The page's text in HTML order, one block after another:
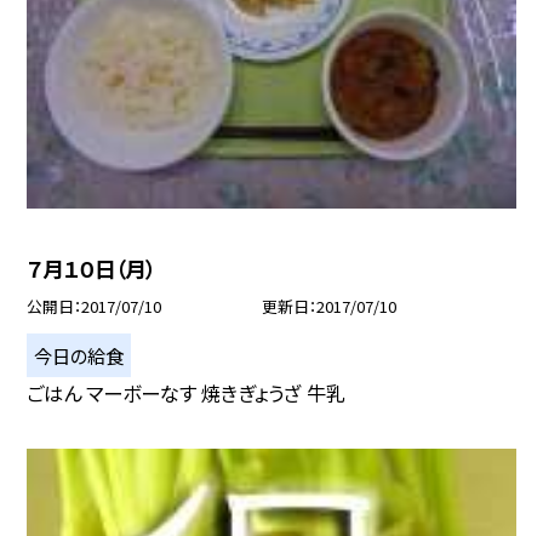
７月１０日（月）
公開日 2017/07/10 更新日 2017/07/10
今日の給食
ごはん マーボーなす 焼きぎょうざ 牛乳